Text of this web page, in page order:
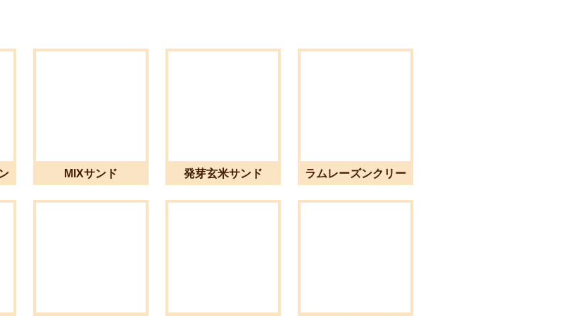
MIXサンド 発芽玄米サンド
ラムレーズンクリー